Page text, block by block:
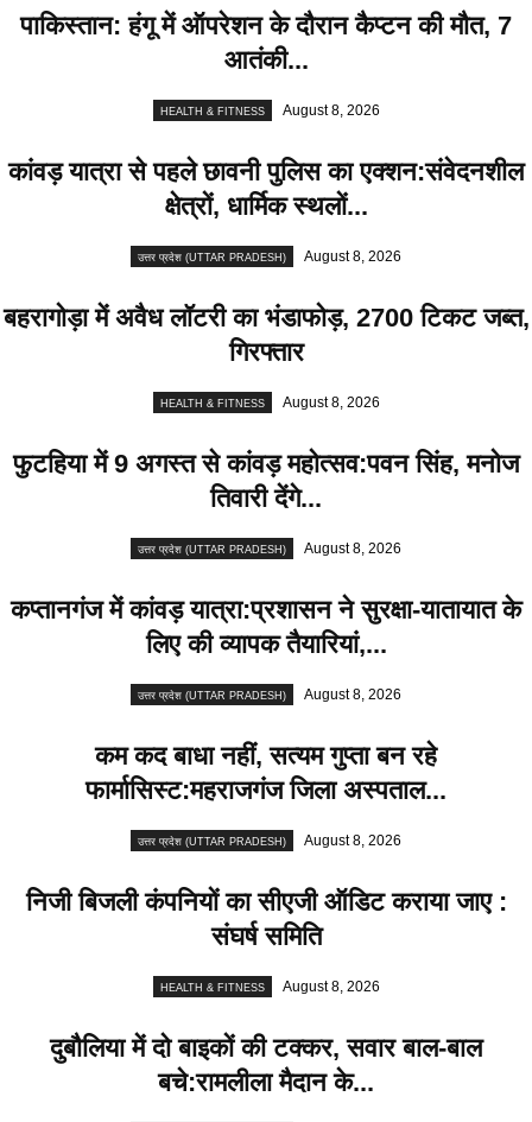
पाकिस्तान: हंगू में ऑपरेशन के दाैरान कैप्टन की माैत, 7
आतंकी...
HEALTH & FITNESS August 8, 2026
कांवड़ यात्रा से पहले छावनी पुलिस का एक्शन:संवेदनशील
क्षेत्रों, धार्मिक स्थलों...
उत्तर प्रदेश (UTTAR PRADESH) August 8, 2026
बहरागोड़ा में अवैध लॉटरी का भंडाफोड़, 2700 टिकट जब्त,
गिरफ्तार
HEALTH & FITNESS August 8, 2026
फुटहिया में 9 अगस्त से कांवड़ महोत्सव:पवन सिंह, मनोज
तिवारी देंगे...
उत्तर प्रदेश (UTTAR PRADESH) August 8, 2026
कप्तानगंज में कांवड़ यात्रा:प्रशासन ने सुरक्षा-यातायात के
लिए की व्यापक तैयारियां,...
उत्तर प्रदेश (UTTAR PRADESH) August 8, 2026
कम कद बाधा नहीं, सत्यम गुप्ता बन रहे
फार्मासिस्ट:महराजगंज जिला अस्पताल...
उत्तर प्रदेश (UTTAR PRADESH) August 8, 2026
निजी बिजली कंपनियों का सीएजी ऑडिट कराया जाए :
संघर्ष समिति
HEALTH & FITNESS August 8, 2026
दुबौलिया में दो बाइकों की टक्कर, सवार बाल-बाल
बचे:रामलीला मैदान के...